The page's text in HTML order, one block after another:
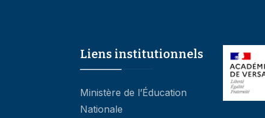
Liens institutionnels
Ministère de l’Éducation
Nationale